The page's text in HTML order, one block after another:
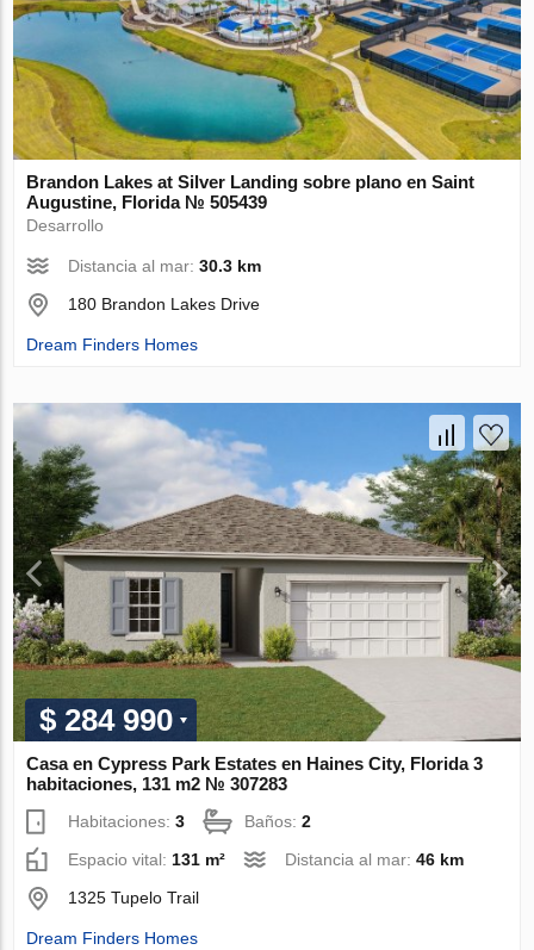
Brandon Lakes at Silver Landing sobre plano en Saint
Augustine, Florida № 505439
Desarrollo
Distancia al mar:30.3 km
180 Brandon Lakes Drive
Dream Finders Homes
$ 284 990
Casa en Cypress Park Estates en Haines City, Florida 3
habitaciones, 131 m2 № 307283
Habitaciones:3 Baños:2
Espacio vital: 131 m² Distancia al mar:46 km
1325 Tupelo Trail
Dream Finders Homes